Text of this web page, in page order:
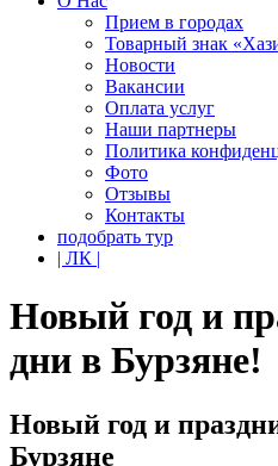
Прием в городах
Товарный знак
Новости
Вакансии
Оплата услуг
Наши партнеры
Политика
Фото
Отзывы
Контакты
подобрать тур
| ЛК |
Новый год и
дни в Бурзяне!
Новый год и
Бурзяне